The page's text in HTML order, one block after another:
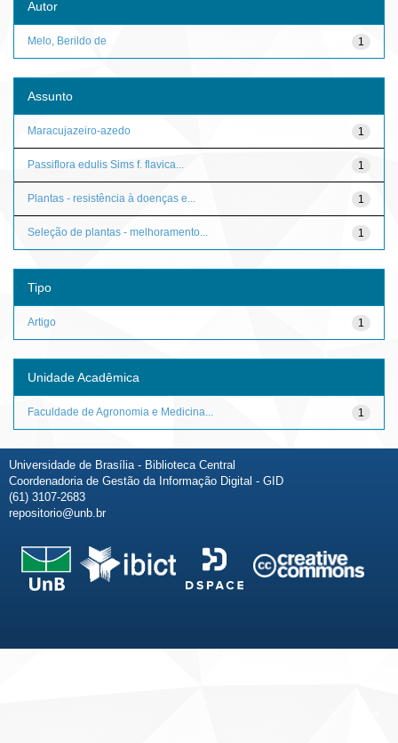
Autor
1
Melo, Berildo de
Assunto
1
Maracujazeiro-azedo
1
Passiflora edulis Sims f. flavica...
1
Plantas - resistência à doenças e...
1
Seleção de plantas - melhoramento...
Tipo
1
Artigo
Unidade Acadêmica
1
Faculdade de Agronomia e Medicina...
Universidade de Brasília - Biblioteca Central
Coordenadoria de Gestão da Informação Digital - GID
(61) 3107-2683
repositorio@unb.br